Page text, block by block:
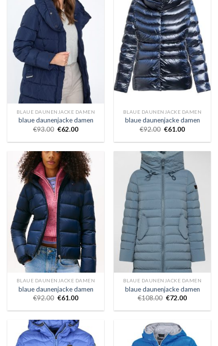
BLAUE DAUNENJACKE DAMEN
blaue daunenjacke damen
€93.00 €62.00
BLAUE DAUNENJACKE DAMEN
blaue daunenjacke damen
€92.00 €61.00
BLAUE DAUNENJACKE DAMEN
blaue daunenjacke damen
€92.00 €61.00
BLAUE DAUNENJACKE DAMEN
blaue daunenjacke damen
€108.00 €72.00